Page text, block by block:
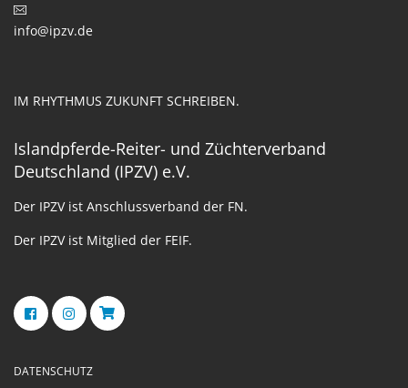
info@ipzv.de
IM RHYTHMUS ZUKUNFT SCHREIBEN.
Islandpferde-Reiter- und Züchterverband
Deutschland (IPZV) e.V.
Der IPZV ist Anschlussverband der FN.
Der IPZV ist Mitglied der FEIF.
DATENSCHUTZ